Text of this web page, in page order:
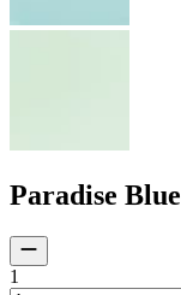
Paradise Blue
1